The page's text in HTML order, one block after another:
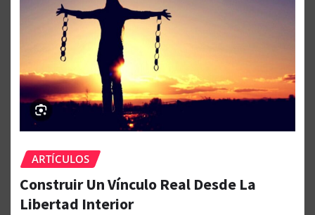
ARTÍCULOS
Construir Un Vínculo Real Desde La
Libertad Interior